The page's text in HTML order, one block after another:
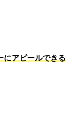
にアピールできる